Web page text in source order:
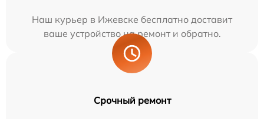
Наш курьер в Ижевске бесплатно доставит
ваше устройство на ремонт и обратно.
Срочный ремонт